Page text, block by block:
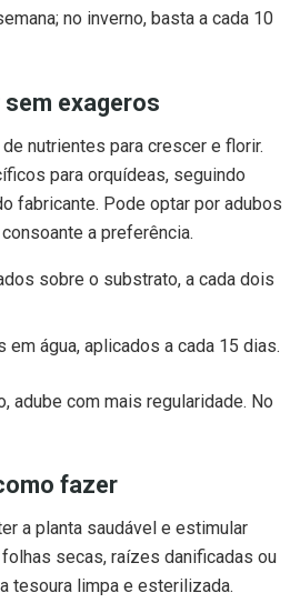
no inverno, basta a cada 10
exageros
nutrientes para crescer e florir.
para orquídeas, seguindo
fabricante. Pode optar por adubos
a preferência.
sobre o substrato, a cada dois
em água, aplicados a cada 15 dias.
adube com mais regularidade. No
fazer
a planta saudável e estimular
secas, raízes danificadas ou
tesoura limpa e esterilizada.